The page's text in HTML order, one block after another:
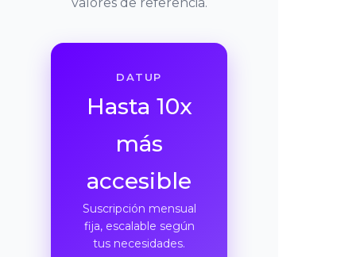
valores de referencia.
DATUP
Hasta 10x
más
accesible
Suscripción mensual
fija, escalable según
tus necesidades.